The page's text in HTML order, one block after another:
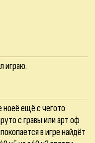
играю.
ноеё ещё с чегото
с гравы или арт оф
в игре найдёт